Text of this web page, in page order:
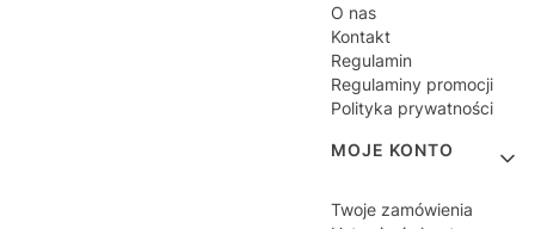
O nas
Kontakt
Regulamin
Regulaminy promocji
Polityka prywatności
MOJE KONTO
Twoje zamówienia